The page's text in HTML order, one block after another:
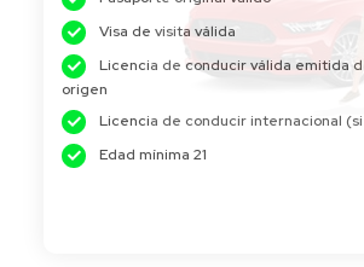
Visa de visita válida
Licencia de conducir válida emitida
origen
Licencia de conducir internacional
Edad mínima 21